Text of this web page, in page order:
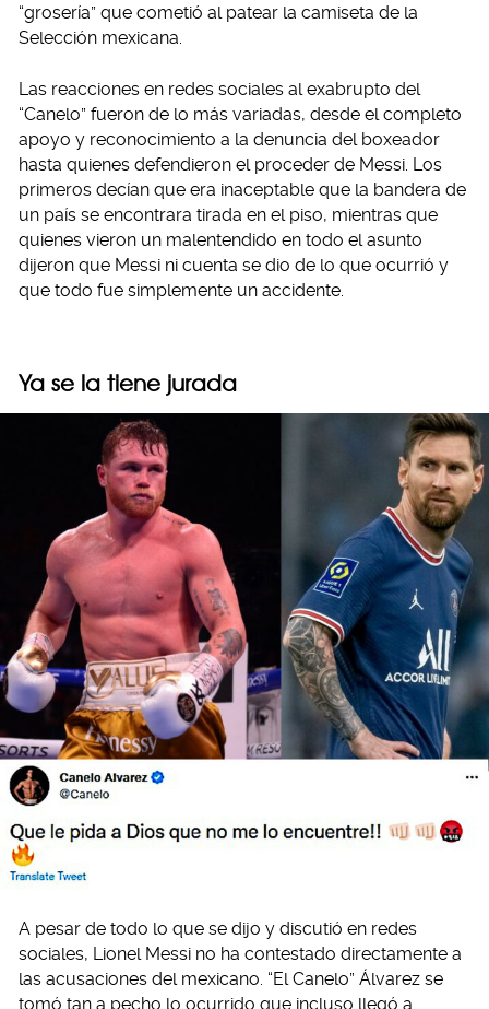
“grosería” que cometió al patear la camiseta de la
Selección mexicana.
Las reacciones en redes sociales al exabrupto del
“Canelo” fueron de lo más variadas, desde el completo
apoyo y reconocimiento a la denuncia del boxeador
hasta quienes defendieron el proceder de Messi. Los
primeros decían que era inaceptable que la bandera de
un país se encontrara tirada en el piso, mientras que
quienes vieron un malentendido en todo el asunto
dijeron que Messi ni cuenta se dio de lo que ocurrió y
que todo fue simplemente un accidente.
Ya se la tiene jurada
A pesar de todo lo que se dijo y discutió en redes
sociales, Lionel Messi no ha contestado directamente a
las acusaciones del mexicano. “El Canelo” Álvarez se
tomó tan a pecho lo ocurrido que incluso llegó a